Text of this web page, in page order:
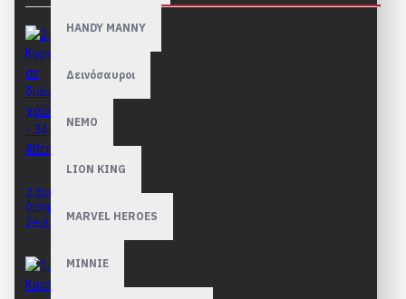
HANDY MANNY
Δεινόσαυροι
NEMO
LION KING
MARVEL HEROES
MINNIE
2,5cm Κορνίζες σε
διάφορα χρώματα -
34 x 48cm